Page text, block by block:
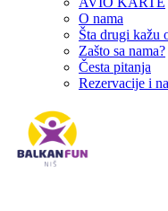
O nama
Šta drugi kažu
Zašto sa nama?
Česta pitanja
Rezervacije i